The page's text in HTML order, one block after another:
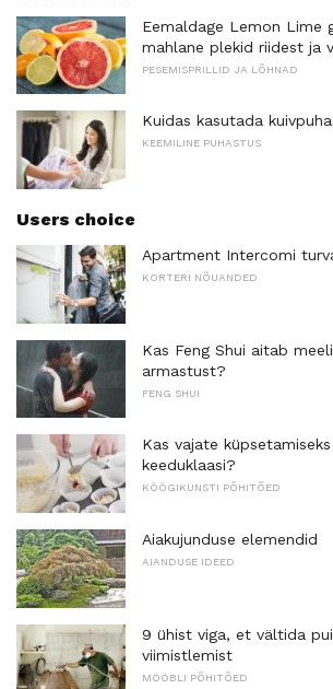
Eemaldage Lemon Lime
mahlane plekid riidest ja
PESEMISPRILLID JA LÕHNAD
Kuidas kasutada
KEEMILINE PUHASTUS
Users choice
Apartment Intercomi
KORTERI NÕUANDED
Kas Feng Shui aitab
armastust?
FENG SHUI
Kas vajate
keeduklaasi?
KÖÖGIKUNSTI PÕHITÕED
Aiakujunduse elemendid
AIANDUSE IDEED
9 ühist viga, et vältida
viimistlemist
MÖÖBLI PÕHITÕED